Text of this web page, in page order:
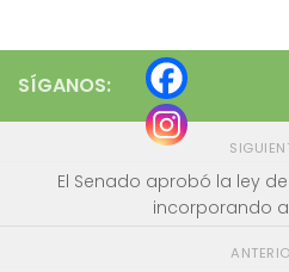
SÍGANOS:
El Senado aprobó la ley
incorporando